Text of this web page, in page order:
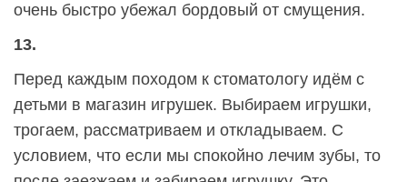
очень быстро убежал бордовый от смущения.
13.
Перед каждым походом к стоматологу идём с
детьми в магазин игрушек. Выбираем игрушки,
трогаем, рассматриваем и откладываем. С
условием, что если мы спокойно лечим зубы, то